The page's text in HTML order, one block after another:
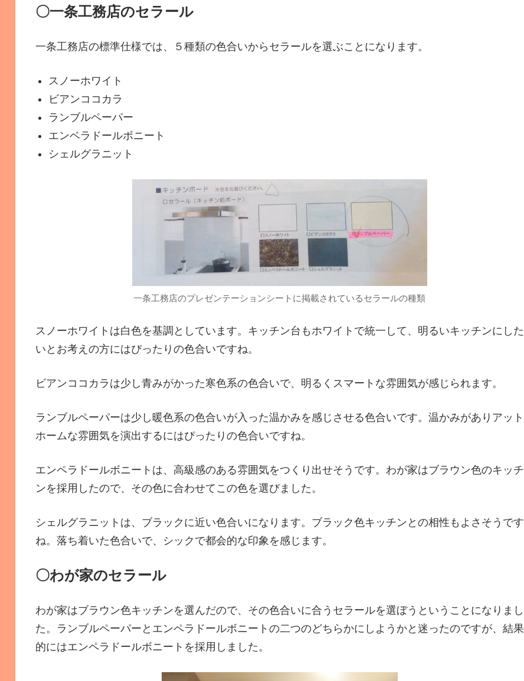
〇一条工務店のセラール
一条工務店の標準仕様では、５種類の色合いからセラールを選ぶことになります。
スノーホワイト
ビアンココカラ
ランブルペーパー
エンベラドールボニート
シェルグラニット
一条工務店のプレゼンテーションシートに掲載されているセラールの種類
スノーホワイトは白色を基調としています。キッチン台もホワイトで統一して、明るいキッチンにした
いとお考えの方にはぴったりの色合いですね。
ビアンココカラは少し青みがかった寒色系の色合いで、明るくスマートな雰囲気が感じられます。
ランブルペーパーは少し暖色系の色合いが入った温かみを感じさせる色合いです。温かみがありアット
ホームな雰囲気を演出するにはぴったりの色合いですね。
エンペラドールボニートは、高級感のある雰囲気をつくり出せそうです。わが家はブラウン色のキッチ
ンを採用したので、その色に合わせてこの色を選びました。
シェルグラニットは、ブラックに近い色合いになります。ブラック色キッチンとの相性もよさそうです
ね。落ち着いた色合いで、シックで都会的な印象を感じます。
〇わが家のセラール
わが家はブラウン色キッチンを選んだので、その色合いに合うセラールを選ぼうということになりまし
た。ランブルペーパーとエンペラドールボニートの二つのどちらかにしようかと迷ったのですが、結果
的にはエンペラドールボニートを採用しました。